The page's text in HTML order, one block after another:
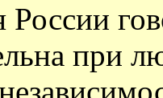
России
при